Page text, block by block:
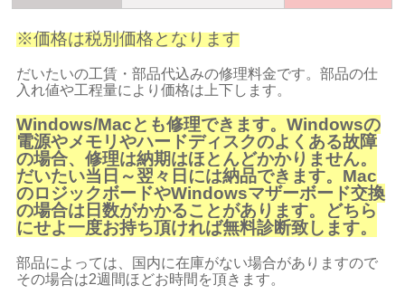
※価格は税別価格となります
だいたいの工賃・部品代込みの修理料金です。部品の仕
入れ値や工程量により価格は上下します。
Windows/Macとも修理できます。Windowsの
電源やメモリやハードディスクのよくある故障
の場合、修理は納期はほとんどかかりません。
だいたい当日～翌々日には納品できます。Mac
のロジックボードやWindowsマザーボード交換
の場合は日数がかかることがあります。どちら
にせよ一度お持ち頂ければ無料診断致します。
部品によっては、国内に在庫がない場合がありますので
その場合は2週間ほどお時間を頂きます。